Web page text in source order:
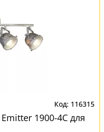
116315
1900-4C для